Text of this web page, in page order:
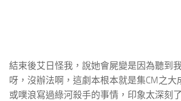
結束後艾日怪我，說她會屍變是因為聽到
呀，沒辦法啊，這劇本根本就是集CM之
或噗浪寫過綠河殺手的事情，印象太深刻